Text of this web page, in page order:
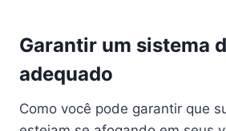
Garantir um sistema
adequado
Como você pode garantir que